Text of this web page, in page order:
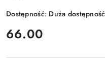
Dostępność: Duża dostępność
cena:
66.00